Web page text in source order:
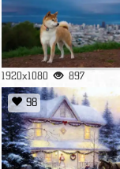
1920x1080 897
98